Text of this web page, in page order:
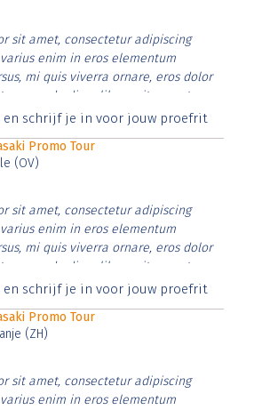
sit amet, consectetur adipiscing
enim in eros elementum
mi quis viverra ornare, eros dolor
commodo diam libero vitae erat.
et justo cursus id rutrum lorem
en schrijf je in voor jouw proefrit
Promo Tour
(OV)
sit amet, consectetur adipiscing
enim in eros elementum
mi quis viverra ornare, eros dolor
commodo diam libero vitae erat.
et justo cursus id rutrum lorem
en schrijf je in voor jouw proefrit
Promo Tour
(ZH)
sit amet, consectetur adipiscing
enim in eros elementum